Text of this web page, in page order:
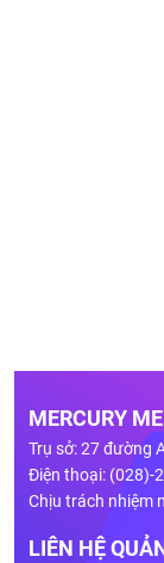
MERCURY
Trụ sở: 27 đường
Điện thoại: (028)-
Chịu trách nhiệm
LIÊN HỆ